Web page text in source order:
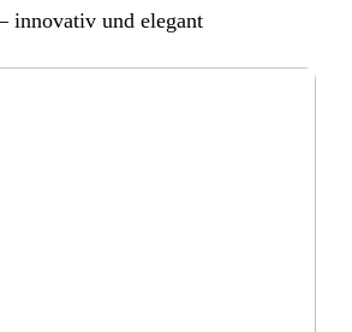
innovativ und elegant